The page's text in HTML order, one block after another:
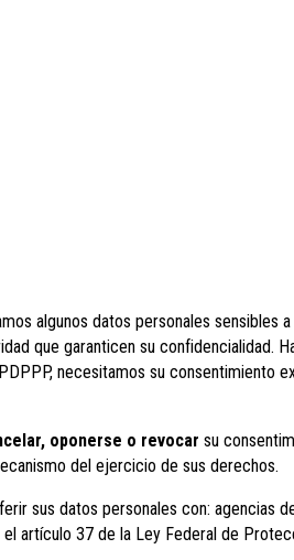
algunos datos personales
que garanticen su confidencialidad.
necesitamos su consentimiento
oponerse o revocar su
del ejercicio de sus derechos.
sus datos personales con:
artículo 37 de la Ley Federal de